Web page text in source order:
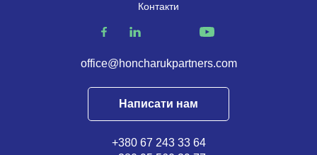
Контакти
office@honcharukpartners.com
Написати нам
+380 67 243 33 64